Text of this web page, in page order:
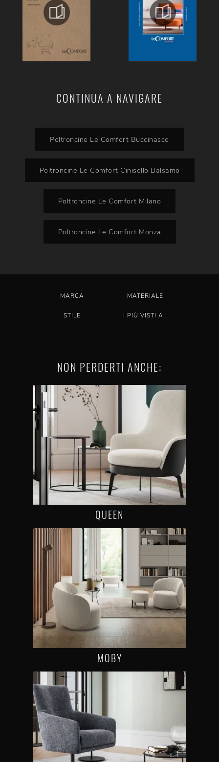
CONTINUA A NAVIGARE
Poltroncine Le Comfort Buccinasco
Poltroncine Le Comfort Cinisello Balsamo
Poltroncine Le Comfort Milano
Poltroncine Le Comfort Monza
MARCA MATERIALE
STILE I PIÙ VISTI A :
NON PERDERTI ANCHE:
QUEEN
MOBY